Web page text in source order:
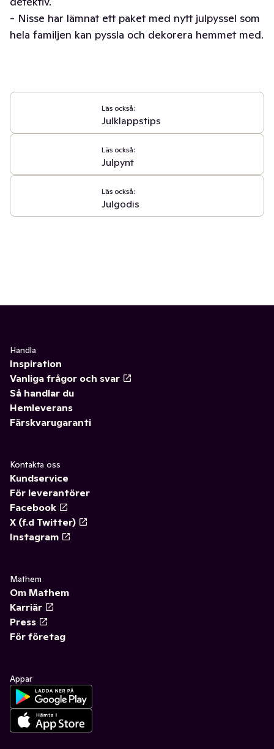
- Nisse har lämnat ett paket med nytt julpyssel som
hela familjen kan pyssla och dekorera hemmet med.
Läs också:
Julklappstips
Läs också:
Julpynt
Läs också:
Julgodis
Handla
Inspiration
Vanliga frågor och svar
Så handlar du
Hemleverans
Färskvarugaranti
Kontakta oss
Kundservice
För leverantörer
Facebook
X (f.d Twitter)
Instagram
Mathem
Om Mathem
Karriär
Press
För företag
Appar